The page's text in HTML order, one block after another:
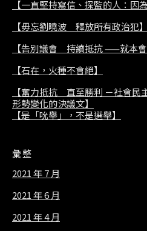
【一直堅持寫信、探監的人：因
【毋忘劉曉波 釋放所有政治犯】
【告別議會 持續抵抗 ——就本會
【石在，火種不會絕】
【奮力抵抗 直至勝利 －社會民
形勢變化的決議文】
【是「吮舉」，不是選舉】
彙整
2021 年 7 月
2021 年 6 月
2021 年 4 月